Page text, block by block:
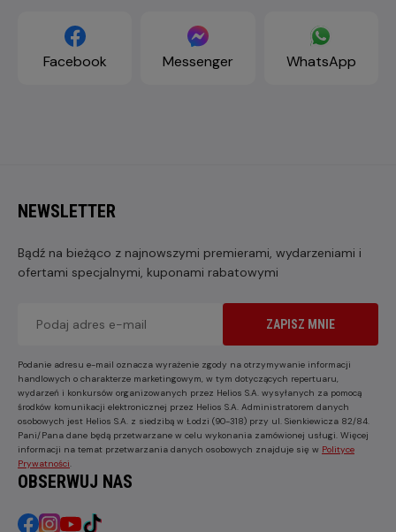
Facebook Messenger WhatsApp
NEWSLETTER
Bądź na bieżąco z najnowszymi premierami, wydarzeniami i
ofertami specjalnymi, kuponami rabatowymi
ZAPISZ MNIE
Podanie adresu e-mail oznacza wyrażenie zgody na otrzymywanie informacji
handlowych o charakterze marketingowym, w tym dotyczących repertuaru,
wydarzeń i konkursów organizowanych przez Helios S.A. wysyłanych za pomocą
środków komunikacji elektronicznej przez Helios S.A. Administratorem danych
osobowych jest Helios S.A. z siedzibą w Łodzi (90-318) przy ul. Sienkiewicza 82/84.
Pani/Pana dane będą przetwarzane w celu wykonania zamówionej usługi. Więcej
informacji na temat przetwarzania danych osobowych znajduje się w Polityce
Prywatności
OBSERWUJ NAS